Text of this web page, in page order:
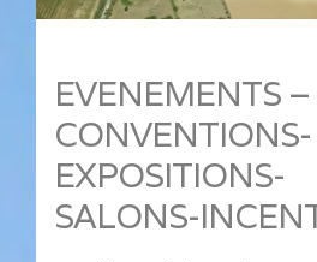
EVENEMENTS –
CONVENTIONS-
EXPOSITIONS-
SALONS-